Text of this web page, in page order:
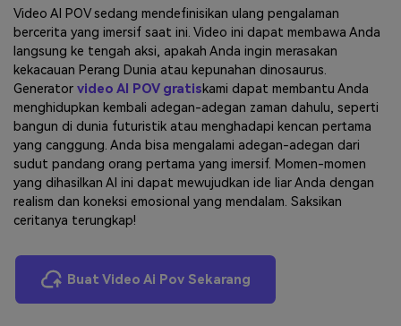
Video AI POV sedang mendefinisikan ulang pengalaman
bercerita yang imersif saat ini. Video ini dapat membawa Anda
langsung ke tengah aksi, apakah Anda ingin merasakan
kekacauan Perang Dunia atau kepunahan dinosaurus.
Generator video AI POV gratiskami dapat membantu Anda
menghidupkan kembali adegan-adegan zaman dahulu, seperti
bangun di dunia futuristik atau menghadapi kencan pertama
yang canggung. Anda bisa mengalami adegan-adegan dari
sudut pandang orang pertama yang imersif. Momen-momen
yang dihasilkan AI ini dapat mewujudkan ide liar Anda dengan
realism dan koneksi emosional yang mendalam. Saksikan
ceritanya terungkap!
Buat Video Ai Pov Sekarang